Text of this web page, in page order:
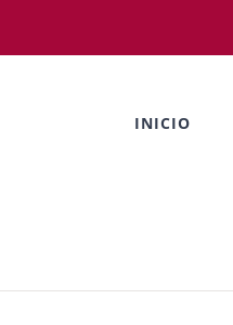
INICIO